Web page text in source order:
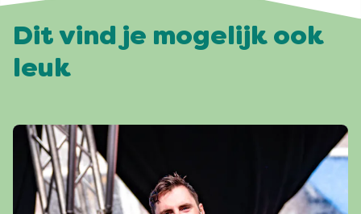
Dit vind je mogelijk ook
leuk